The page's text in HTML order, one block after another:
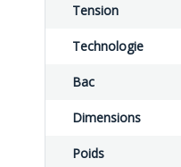
Tension
Technologie
Bac
Dimensions
Poids